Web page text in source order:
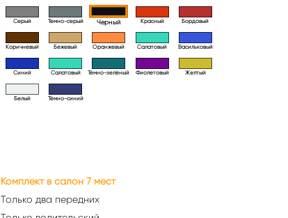
Серый Темно-серый Черный Красный Бордовый
Коричневый Бежевый Оранжевый Салатовый Васильковый
Синий Салатовый Тёмно-зелёный Фиолетовый Желтый
Белый Тёмно-синий
Комплект в салон 7 мест
Только два передних